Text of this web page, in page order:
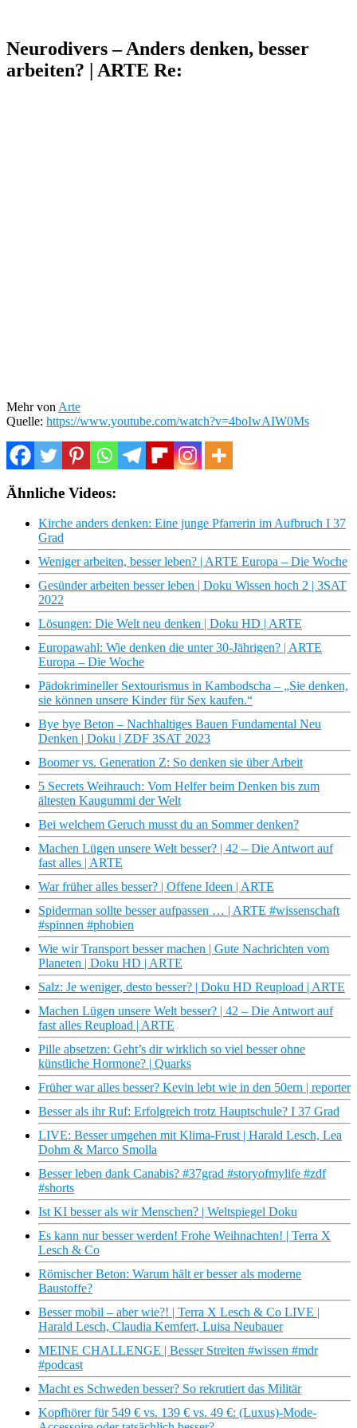
Neurodivers – Anders denken, besser
arbeiten? | ARTE Re:
Mehr von Arte
Quelle: https://www.youtube.com/watch?v=4boIwAIW0Ms
Ähnliche Videos:
Kirche anders denken: Eine junge Pfarrerin im Aufbruch I 37
Grad
Weniger arbeiten, besser leben? | ARTE Europa – Die Woche
Gesünder arbeiten besser leben | Doku Wissen hoch 2 | 3SAT
2022
Lösungen: Die Welt neu denken | Doku HD | ARTE
Europawahl: Wie denken die unter 30-Jährigen? | ARTE
Europa – Die Woche
Pädokrimineller Sextourismus in Kambodscha – „Sie denken,
sie können unsere Kinder für Sex kaufen.“
Bye bye Beton – Nachhaltiges Bauen Fundamental Neu
Denken | Doku | ZDF 3SAT 2023
Boomer vs. Generation Z: So denken sie über Arbeit
5 Secrets Weihrauch: Vom Helfer beim Denken bis zum
ältesten Kaugummi der Welt
Bei welchem Geruch musst du an Sommer denken?
Machen Lügen unsere Welt besser? | 42 – Die Antwort auf
fast alles | ARTE
War früher alles besser? | Offene Ideen | ARTE
Spiderman sollte besser aufpassen … | ARTE #wissenschaft
#spinnen #phobien
Wie wir Transport besser machen | Gute Nachrichten vom
Planeten | Doku HD | ARTE
Salz: Je weniger, desto besser? | Doku HD Reupload | ARTE
Machen Lügen unsere Welt besser? | 42 – Die Antwort auf
fast alles Reupload | ARTE
Pille absetzen: Geht’s dir wirklich so viel besser ohne
künstliche Hormone? | Quarks
Früher war alles besser? Kevin lebt wie in den 50ern | reporter
Besser als ihr Ruf: Erfolgreich trotz Hauptschule? I 37 Grad
LIVE: Besser umgehen mit Klima-Frust | Harald Lesch, Lea
Dohm & Marco Smolla
Besser leben dank Canabis? #37grad #storyofmylife #zdf
#shorts
Ist KI besser als wir Menschen? | Weltspiegel Doku
Es kann nur besser werden! Frohe Weihnachten! | Terra X
Lesch & Co
Römischer Beton: Warum hält er besser als moderne
Baustoffe?
Besser mobil – aber wie?! | Terra X Lesch & Co LIVE |
Harald Lesch, Claudia Kemfert, Luisa Neubauer
MEINE CHALLENGE | Besser Streiten #wissen #mdr
#podcast
Macht es Schweden besser? So rekrutiert das Militär
Kopfhörer für 549 € vs. 139 € vs. 49 €: (Luxus)-Mode-